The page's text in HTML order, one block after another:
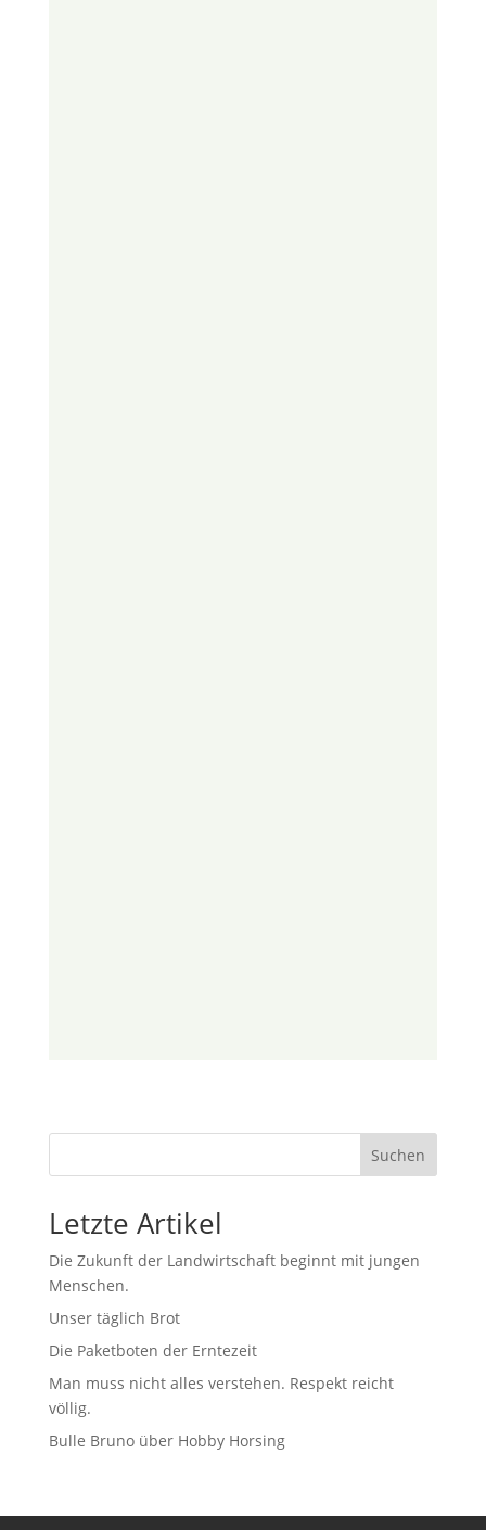
Suchen
Letzte Artikel
Die Zukunft der Landwirtschaft beginnt mit jungen
Menschen.
Unser täglich Brot
Die Paketboten der Erntezeit
Man muss nicht alles verstehen. Respekt reicht
völlig.
Bulle Bruno über Hobby Horsing